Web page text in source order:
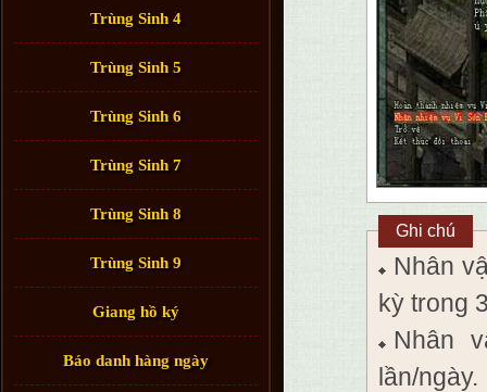
Trùng Sinh 4
Trùng Sinh 5
Trùng Sinh 6
Trùng Sinh 7
Trùng Sinh 8
Trùng Sinh 9
Giang hồ ký
Báo danh hàng ngày
Ghi chú
Nhân
kỳ trong
Nhân
lần/ngày.